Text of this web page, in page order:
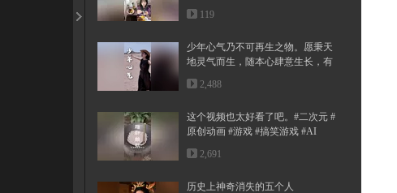
锁...
119
少年心气乃不可再生之物。愿秉天
地灵气而生，随本心肆意生长，有
着...
2,488
这个视频也太好看了吧。#二次元 #
原创动画 #游戏 #搞笑游戏 #AI
2,691
历史上神奇消失的五个人